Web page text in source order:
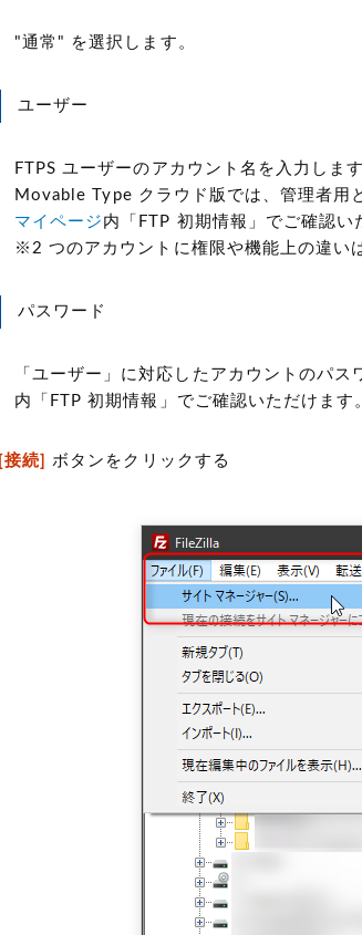
"通常" を選択します。
ユーザー
FTPS ユーザーのアカウント名を入力します
Movable Type クラウド版では、管理者用
マイページ 内「FTP 初期情報」でご確認い
※2 つのアカウントに権限や機能上の違い
パスワード
「ユーザー」に対応したアカウントのパ
内「FTP 初期情報」でご確認いただけます
[接続] ボタンをクリックする